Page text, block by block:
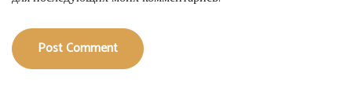
Post Comment